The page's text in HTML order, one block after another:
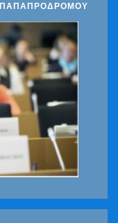
ΠΑΠΑΠΡΟΔΡΟΜΟΥ